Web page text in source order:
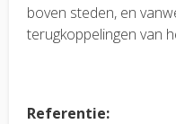
boven steden, en
terugkoppelingen van
Referentie: